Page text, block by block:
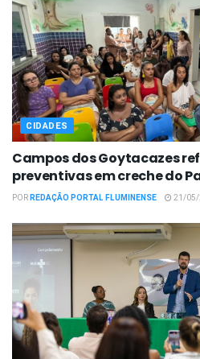
CIDADES
Campos dos Goytacazes
preventivas em creche do
PORREDAÇÃO PORTAL FLUMINENSE 21/